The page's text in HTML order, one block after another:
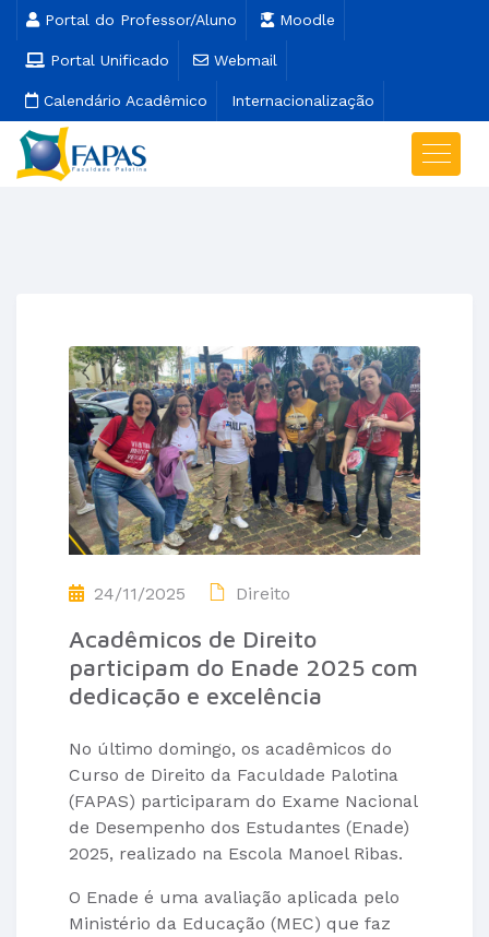
Portal do Professor/Aluno Moodle
Portal Unificado Webmail
Calendário Acadêmico Internacionalização
24/11/2025 Direito
Acadêmicos de Direito
participam do Enade 2025 com
dedicação e excelência
No último domingo, os acadêmicos do
Curso de Direito da Faculdade Palotina
(FAPAS) participaram do Exame Nacional
de Desempenho dos Estudantes (Enade)
2025, realizado na Escola Manoel Ribas.
O Enade é uma avaliação aplicada pelo
Ministério da Educação (MEC) que faz